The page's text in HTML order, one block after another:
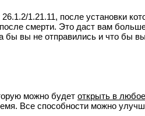
26.1.2/1.21.11, после установки
смерти. Это даст вам
бы вы не отправились и что бы
можно будет открыть в
Все способности можно